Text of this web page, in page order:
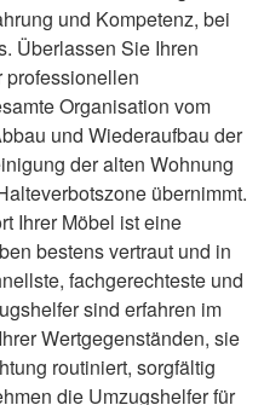
und Kompetenz, bei
Überlassen Sie Ihren
professionellen
Organisation vom
und Wiederaufbau der
der alten Wohnung
übernimmt.
Ihrer Möbel ist eine
bestens vertraut und in
fachgerechteste und
sind erfahren im
Wertgegenständen, sie
routiniert, sorgfältig
die Umzugshelfer für